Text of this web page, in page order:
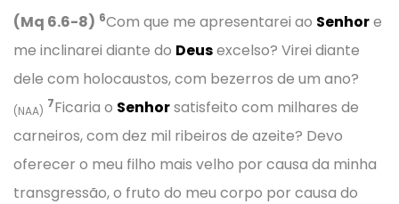
(Mq 6.6-8) 6Com que me apresentarei ao Senhore
me inclinarei diante do Deusexcelso? Virei diante
dele com holocaustos, com bezerros de um ano?
(NAA)
7Ficaria o Senhorsatisfeito com milhares de
carneiros, com dez mil ribeiros de azeite? Devo
oferecer o meu filho mais velho por causa da minha
transgressão, o fruto do meu corpo por causa do